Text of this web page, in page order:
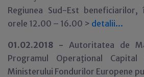
Regiunea Sud-Est
orele 12.00 – 16.00 > detalii...
01.02.2018 - Autoritatea de
Programul Operaţional
Ministerului Fondurilor Europene